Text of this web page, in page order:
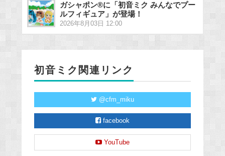
ガシャポン®に「初音ミク みんなでプー
ルフィギュア」が登場！
2026年8月03日 12:00
初音ミク関連リンク
@cfm_miku
facebook
YouTube